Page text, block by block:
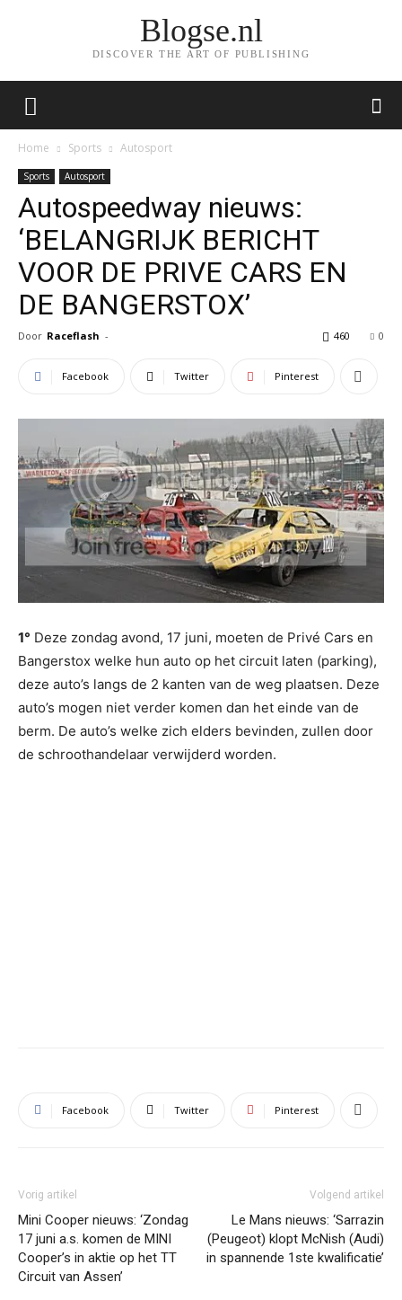
Blogse.nl
DISCOVER THE ART OF PUBLISHING
Home Sports Autosport
Sports Autosport
Autospeedway nieuws:
‘BELANGRIJK BERICHT
VOOR DE PRIVE CARS EN
DE BANGERSTOX’
Door Raceflash - 0
460
Facebook Twitter Pinterest
1° Deze zondag avond, 17 juni, moeten de Privé Cars en
Bangerstox welke hun auto op het circuit laten (parking),
deze auto’s langs de 2 kanten van de weg plaatsen. Deze
auto’s mogen niet verder komen dan het einde van de
berm. De auto’s welke zich elders bevinden, zullen door
de schroothandelaar verwijderd worden.
Facebook Twitter Pinterest
Vorig artikel
Mini Cooper nieuws: ‘Zondag
17 juni a.s. komen de MINI
Cooper’s in aktie op het TT
Circuit van Assen’
Volgend artikel
Le Mans nieuws: ‘Sarrazin
(Peugeot) klopt McNish (Audi)
in spannende 1ste kwalificatie’